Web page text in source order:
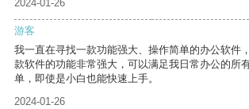
2024-01-26
游客
我一直在寻找一款功能强大、操作简单的办公软件
款软件的功能非常强大，可以满足我日常办公的所
单，即使是小白也能快速上手。
2024-01-26